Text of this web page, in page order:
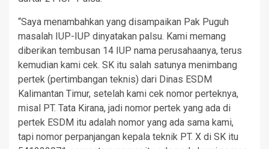
“Saya menambahkan yang disampaikan Pak Puguh
masalah IUP-IUP dinyatakan palsu. Kami memang
diberikan tembusan 14 IUP nama perusahaanya, terus
kemudian kami cek. SK itu salah satunya menimbang
pertek (pertimbangan teknis) dari Dinas ESDM
Kalimantan Timur, setelah kami cek nomor perteknya,
misal PT. Tata Kirana, jadi nomor pertek yang ada di
pertek ESDM itu adalah nomor yang ada sama kami,
tapi nomor perpanjangan kepala teknik PT. X di SK itu